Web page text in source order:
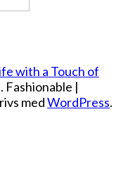
with a Touch of
Fashionable |
medWordPress.